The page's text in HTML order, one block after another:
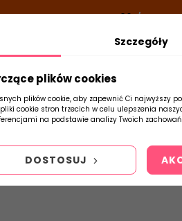
Z KODEM:NEWLOOK26/
Płytki
Szczegóły
plików cookies
plików cookie, aby zapewnić Ci najwyższy
cookie stron trzecich w celu ulepszenia
na podstawie analizy Twoich
DOSTOSUJ